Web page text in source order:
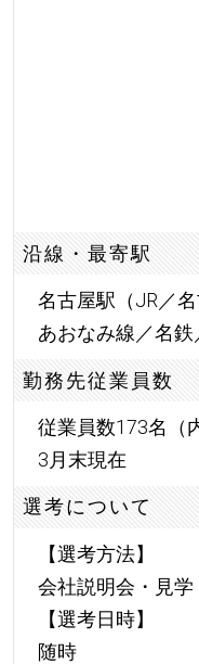
沿線・最寄駅
名古屋駅（JR／
あおなみ線／名鉄
勤務先従業員数
従業員数173名（
3月末現在
選考について
【選考方法】
会社説明会・見
【選考日時】
随時